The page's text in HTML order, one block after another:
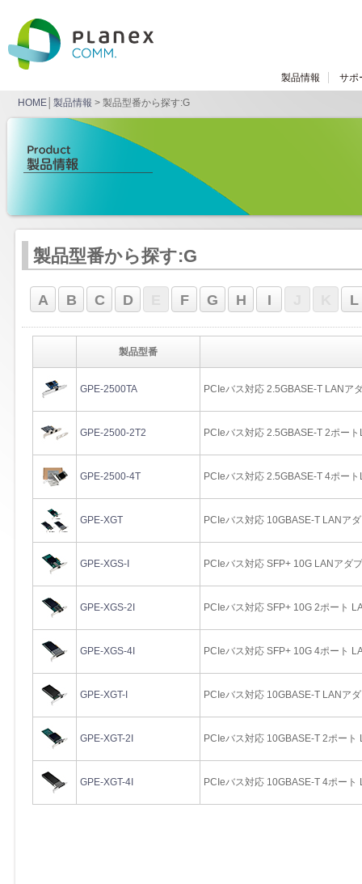
製品情報 サポ
HOME 製品情報 > 製品型番から探す:G
製品型番から探す:G
A B C D F G H I L
製品型番
GPE-2500TA PCIeバス対応 2.5GBASE-T LANア
GPE-2500-2T2 PCIeバス対応 2.5GBASE-T 2ポー
GPE-2500-4T PCIeバス対応 2.5GBASE-T 4ポー
GPE-XGT PCIeバス対応 10GBASE-T LANア
GPE-XGS-I PCIeバス対応 SFP+ 10G LANアダ
GPE-XGS-2I PCIeバス対応 SFP+ 10G 2ポート
GPE-XGS-4I PCIeバス対応 SFP+ 10G 4ポート
GPE-XGT-I PCIeバス対応 10GBASE-T LANア
GPE-XGT-2I PCIeバス対応 10GBASE-T 2ポート
GPE-XGT-4I PCIeバス対応 10GBASE-T 4ポート